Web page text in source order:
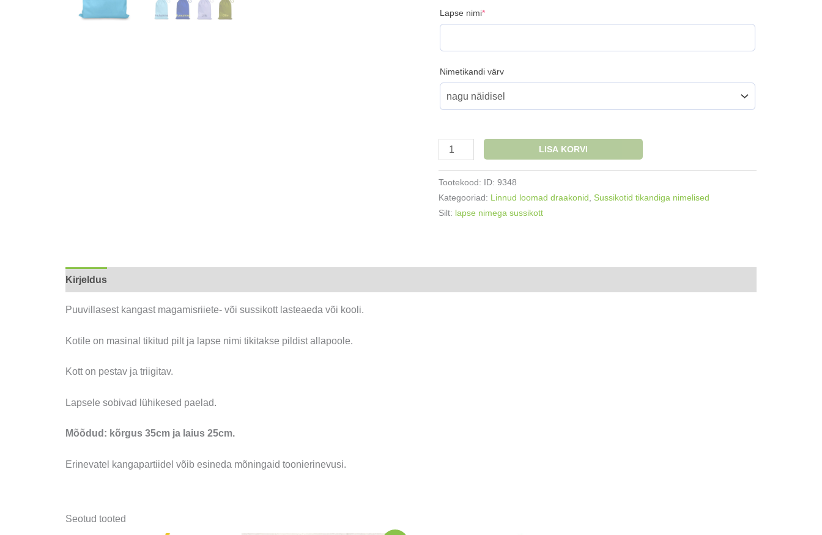
Lapse nimi*(required)
Nimetikandi värv
Nimega
sussikott
LISA KORVI
Tootekood: ID: 9348
Kategooriad: Linnud loomad draakonid, Sussikotid tikandiga nimelised
Silt: lapse nimega sussikott
Kirjeldus
Puuvillasest kangast magamisriiete- või sussikott lasteaeda või kooli.
Kotile on masinal tikitud pilt ja lapse nimi tikitakse pildist allapoole.
Kott on pestav ja triigitav.
Lapsele sobivad lühikesed paelad.
Mõõdud: kõrgus 35cm ja laius 25cm.
Erinevatel kangapartiidel võib esineda mõningaid toonierinevusi.
Seotud tooted